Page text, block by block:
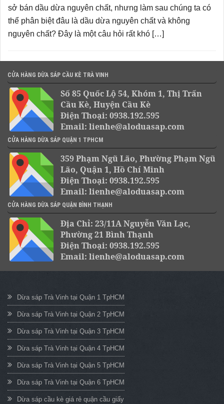
sở bán dầu dừa nguyên chất, nhưng làm sau chúng ta có
thể phân biệt đâu là dầu dừa nguyên chất và không
nguyên chất? Đây là một câu hỏi rất khó […]
CỬA HÀNG DỪA SÁP CẦU KÈ TRÀ VINH
Số 85 Quốc Lộ 54, Khóm 1, Thị Trấn
Cầu Kè, Huyện Cầu Kè
Điện Thoại: 0938.192.595
Email: lienhe@aloduasap.com
CỬA HÀNG DỪA SÁP QUẬN 1 TPHCM
359 Phạm Ngũ Lão, Phường Phạm Ngũ
Lão, Quận 1, Hồ Chí Minh
Điện Thoại: 0938.192.595
Email: lienhe@aloduasap.com
CỬA HÀNG DỪA SÁP QUẬN BÌNH THẠNH
Địa Chỉ: 23/11A Nguyễn Văn Lạc,
Phường 21 Bình Thạnh
Điện Thoại: 0938.192.595
Email: lienhe@aloduasap.com
Dừa sáp Trà Vinh tại Quận 1 TpHCM
Dừa sáp Trà Vinh tại Quận 2 TpHCM
Dừa sáp Trà Vinh tại Quận 3 TpHCM
Dừa sáp Trà Vinh tại Quận 4 TpHCM
Dừa sáp Trà Vinh tại Quận 5 TpHCM
Dừa sáp Trà Vinh tại Quận 6 TpHCM
Dừa sáp cầu kè giá rẻ quận cầu giấy